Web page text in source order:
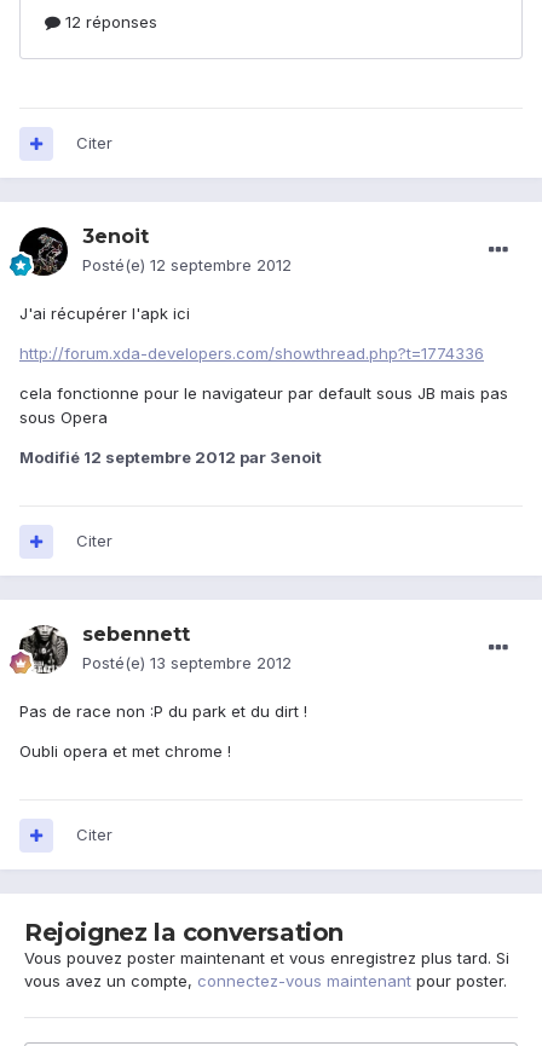
Citer
3enoit
Posté(e) 12 septembre 2012
J'ai récupérer l'apk ici
http://forum.xda-developers.com/showthread.php?t=1774336
cela fonctionne pour le navigateur par default sous JB mais pas
sous Opera
Modifié 12 septembre 2012 par 3enoit
Citer
sebennett
Posté(e) 13 septembre 2012
Pas de race non :P du park et du dirt !
Oubli opera et met chrome !
Citer
Rejoignez la conversation
Vous pouvez poster maintenant et vous enregistrez plus tard. Si
vous avez un compte, connectez-vous maintenant pour poster.